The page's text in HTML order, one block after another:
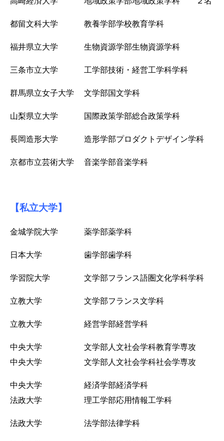
都留文科大学 教養学部学校教育学科
福井県立大学 生物資源学部生物資源学科
三条市立大学 工学部技術・経営工学科学科
群馬県立女子大学 文学部国文学科
山梨県立大学 国際政策学部総合政策学科
長岡造形大学 造形学部プロダクトデザイン学科
京都市立芸術大学 音楽学部音楽学科
【私立大学】
金城学院大学 薬学部薬学科
日本大学 歯学部歯学科
学習院大学 文学部フランス語圏文化学科学科
立教大学 文学部フランス文学科
立教大学 経営学部経営学科
中央大学 文学部人文社会学科教育学専攻
中央大学 文学部人文社会学科社会学専攻
中央大学 経済学部経済学科
法政大学 理工学部応用情報工学科
法政大学 法学部法律学科